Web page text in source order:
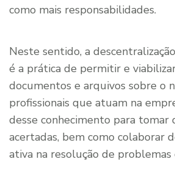
como mais responsabilidades.
Neste sentido, a
é a prática de permitir e
documentos e arquivos sobre o
profissionais que atuam na
desse conhecimento para tomar
acertadas, bem como colaborar
ativa na resolução de problemas